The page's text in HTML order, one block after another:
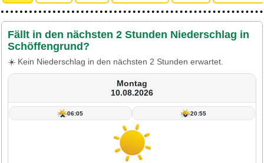
Fällt in den nächsten 2 Stunden Niederschlag in
Schöffengrund?
☀️ Kein Niederschlag in den nächsten 2 Stunden erwartet.
Montag
10.08.2026
06:05 20:55